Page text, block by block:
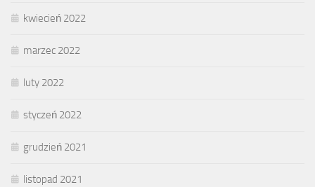
kwiecień 2022
marzec 2022
luty 2022
styczeń 2022
grudzień 2021
listopad 2021